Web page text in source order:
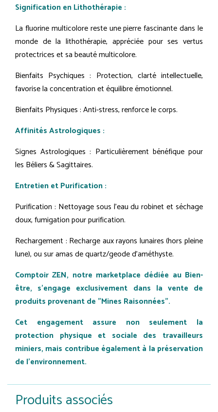
Signification en Lithothérapie :
La fluorine multicolore reste une pierre fascinante dans le
monde de la lithothérapie, appréciée pour ses vertus
protectrices et sa beauté multicolore.
Bienfaits Psychiques : Protection, clarté intellectuelle,
favorise la concentration et équilibre émotionnel.
Bienfaits Physiques : Anti-stress, renforce le corps.
Affinités Astrologiques :
Signes Astrologiques : Particulièrement bénéfique pour
les Béliers & Sagittaires.
Entretien et Purification :
Purification : Nettoyage sous l'eau du robinet et séchage
doux, fumigation pour purification.
Rechargement : Recharge aux rayons lunaires (hors pleine
lune), ou sur amas de quartz/geode d'améthyste.
Comptoir ZEN, notre marketplace dédiée au Bien-
être, s'engage exclusivement dans la vente de
produits provenant de "Mines Raisonnées".
Cet engagement assure non seulement la
protection physique et sociale des travailleurs
miniers, mais contribue également à la préservation
de l'environnement.
Produits associés